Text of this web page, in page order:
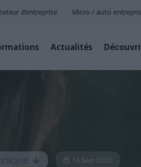
d’entreprise Micro / auto
Actualités
13 Sep 2023